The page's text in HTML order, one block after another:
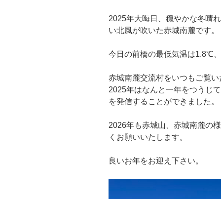
2025年大晦日、穏やかな冬晴
い北風が吹いた赤城南麓です。
今日の前橋の最低気温は1.8℃
赤城南麓交流村をいつもご覧
2025年はなんと一年をつうじ
を発信することができました。
2026年も赤城山、赤城南麓の
くお願いいたします。
良いお年をお迎え下さい。